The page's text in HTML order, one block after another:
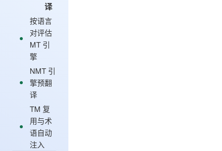
译
按语言
对评估
MT 引
擎
NMT 引
擎预翻
译
TM 复
用与术
语自动
注入